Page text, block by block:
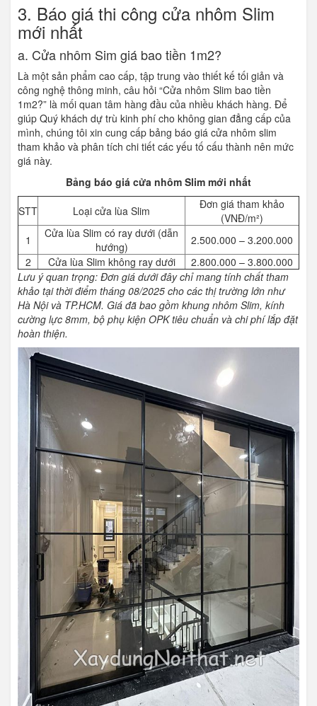
3. Báo giá thi công cửa nhôm Slim
mới nhất
a. Cửa nhôm Sim giá bao tiền 1m2?
Là một sản phẩm cao cấp, tập trung vào thiết kế tối giản và
công nghệ thông minh, câu hỏi “Cửa nhôm Slim bao tiền
1m2?” là mối quan tâm hàng đầu của nhiều khách hàng. Để
giúp Quý khách dự trù kinh phí cho không gian đẳng cấp của
mình, chúng tôi xin cung cấp bảng báo giá cửa nhôm slim
tham khảo và phân tích chi tiết các yếu tố cấu thành nên mức
giá này.
Bảng báo giá cửa nhôm Slim mới nhất
STT Loại cửa lùa Slim
Đơn giá tham khảo
(VNĐ/m²)
1
Cửa lùa Slim có ray dưới (dẫn
hướng)
2.500.000 – 3.200.000
2
Cửa lùa Slim không ray dưới
2.800.000 – 3.800.000
Lưu ý quan trọng: Đơn giá dưới đây chỉ mang tính chất tham
khảo tại thời điểm tháng 08/2025 cho các thị trường lớn như
Hà Nội và TP.HCM. Giá đã bao gồm khung nhôm Slim, kính
cường lực 8mm, bộ phụ kiện OPK tiêu chuẩn và chi phí lắp đặt
hoàn thiện.